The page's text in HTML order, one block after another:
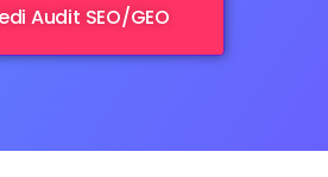
Audit SEO/GEO